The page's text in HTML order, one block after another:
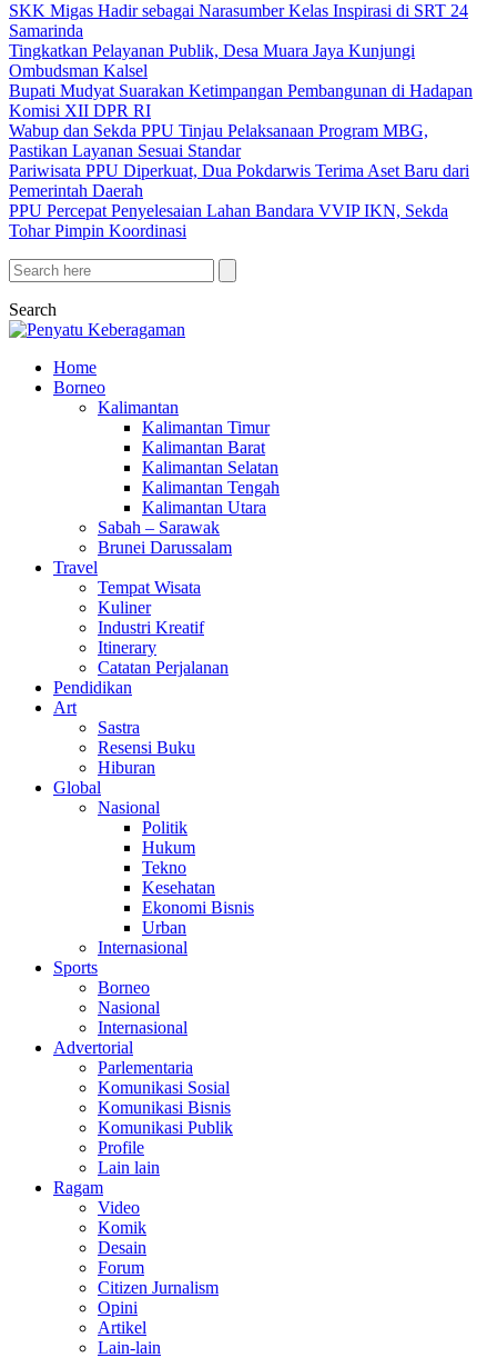
SKK Migas Hadir sebagai Narasumber Kelas Inspirasi di SRT 24
Samarinda
Tingkatkan Pelayanan Publik, Desa Muara Jaya Kunjungi
Ombudsman Kalsel
Bupati Mudyat Suarakan Ketimpangan Pembangunan di Hadapan
Komisi XII DPR RI
Wabup dan Sekda PPU Tinjau Pelaksanaan Program MBG,
Pastikan Layanan Sesuai Standar
Pariwisata PPU Diperkuat, Dua Pokdarwis Terima Aset Baru dari
Pemerintah Daerah
PPU Percepat Penyelesaian Lahan Bandara VVIP IKN, Sekda
Tohar Pimpin Koordinasi
Search
Home
Borneo
Kalimantan
Kalimantan Timur
Kalimantan Barat
Kalimantan Selatan
Kalimantan Tengah
Kalimantan Utara
Sabah – Sarawak
Brunei Darussalam
Travel
Tempat Wisata
Kuliner
Industri Kreatif
Itinerary
Catatan Perjalanan
Pendidikan
Art
Sastra
Resensi Buku
Hiburan
Global
Nasional
Politik
Hukum
Tekno
Kesehatan
Ekonomi Bisnis
Urban
Internasional
Sports
Borneo
Nasional
Internasional
Advertorial
Parlementaria
Komunikasi Sosial
Komunikasi Bisnis
Komunikasi Publik
Profile
Lain lain
Ragam
Video
Komik
Desain
Forum
Citizen Jurnalism
Opini
Artikel
Lain-lain